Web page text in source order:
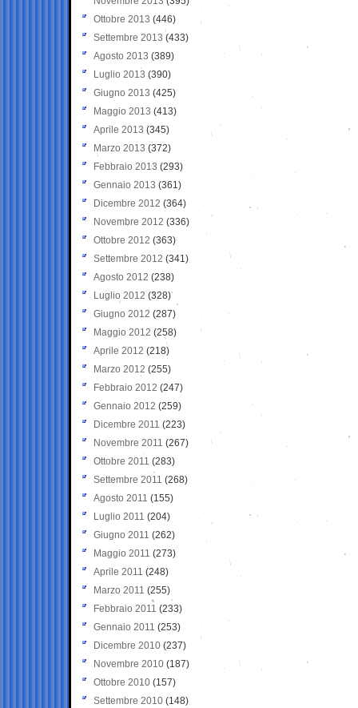
Ottobre 2013 (446)
Settembre 2013 (433)
Agosto 2013 (389)
Luglio 2013 (390)
Giugno 2013 (425)
Maggio 2013 (413)
Aprile 2013 (345)
Marzo 2013 (372)
Febbraio 2013 (293)
Gennaio 2013 (361)
Dicembre 2012 (364)
Novembre 2012 (336)
Ottobre 2012 (363)
Settembre 2012 (341)
Agosto 2012 (238)
Luglio 2012 (328)
Giugno 2012 (287)
Maggio 2012 (258)
Aprile 2012 (218)
Marzo 2012 (255)
Febbraio 2012 (247)
Gennaio 2012 (259)
Dicembre 2011 (223)
Novembre 2011 (267)
Ottobre 2011 (283)
Settembre 2011 (268)
Agosto 2011 (155)
Luglio 2011 (204)
Giugno 2011 (262)
Maggio 2011 (273)
Aprile 2011 (248)
Marzo 2011 (255)
Febbraio 2011 (233)
Gennaio 2011 (253)
Dicembre 2010 (237)
Novembre 2010 (187)
Ottobre 2010 (157)
Settembre 2010 (148)